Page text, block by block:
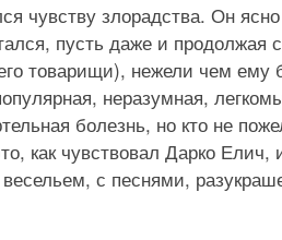
чувству злорадства. Он
пусть даже и продолжая
товарищи), нежели чем ему
неразумная,
болезнь, но кто не
как чувствовал Дарко
с песнями,